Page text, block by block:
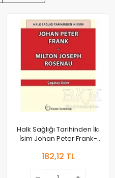
Halk Sağlığı Tarihinden İki
İsim Johan Peter Frank-
182,12 TL